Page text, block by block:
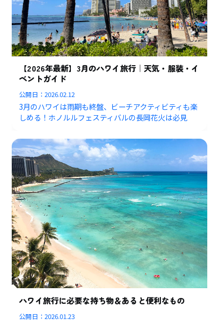
【2026年最新】3月のハワイ旅行｜天気・服装・イ
ベントガイド
公開日：2026.02.12
3月のハワイは雨期も終盤、ビーチアクティビティも楽
しめる！ホノルルフェスティバルの長岡花火は必見
ハワイ旅行に必要な持ち物＆あると便利なもの
公開日：2026.01.23